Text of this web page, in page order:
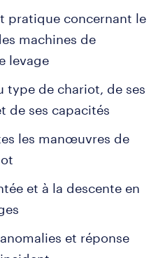
pratique concernant le
machines de
levage
type de chariot, de ses
de ses capacités
les manœuvres de
et à la descente en
et réponse